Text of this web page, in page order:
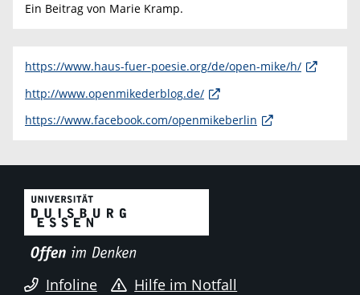
Ein Beitrag von Marie Kramp.
https://www.haus-fuer-poesie.org/de/open-mike/h/
http://www.openmikederblog.de/
https://www.facebook.com/openmikeberlin
Infoline Hilfe im Notfall